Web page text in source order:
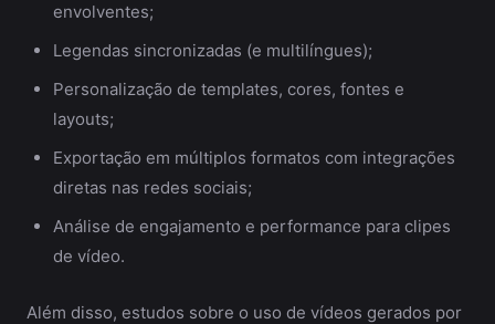
envolventes;
Legendas sincronizadas (e multilíngues);
Personalização de templates, cores, fontes e
layouts;
Exportação em múltiplos formatos com integrações
diretas nas redes sociais;
Análise de engajamento e performance para clipes
de vídeo.
Além disso, estudos sobre o uso de vídeos gerados por